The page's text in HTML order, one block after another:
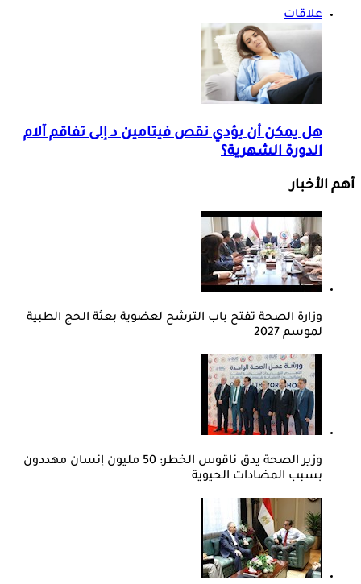
علاقات
هل يمكن أن يؤدي نقص فيتامين د إلى تفاقم آلام
الدورة الشهرية؟
أهم الأخبار
وزارة الصحة تفتح باب الترشح لعضوية بعثة الحج الطبية
لموسم 2027
وزير الصحة يدق ناقوس الخطر: 50 مليون إنسان مهددون
بسبب المضادات الحيوية